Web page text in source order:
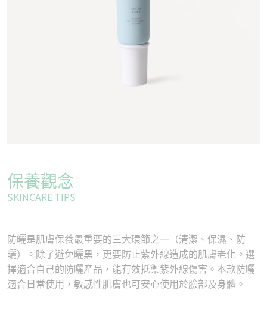
保養觀念
SKINCARE TIPS
防曬是肌膚保養最重要的三大環節之一（清潔、保濕、防
曬）。除了避免曬黑，更要防止紫外線造成的肌膚老化。選
擇適合自己的防曬產品，能有效抵禦紫外線傷害。本款防曬
適合日常使用，敏感性肌膚也可安心使用於臉部及身體。